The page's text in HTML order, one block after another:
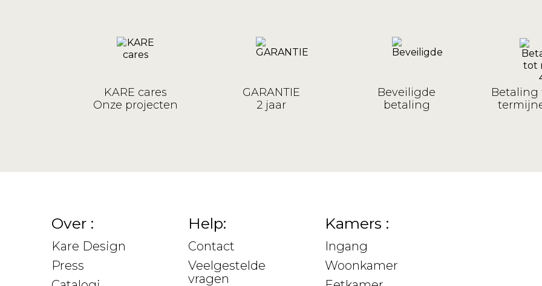
KARE cares
Onze projecten
GARANTIE
2 jaar
Beveiligde
betaling
Betaling
Over :
Kare Design
Press
Help:
Contact
Veelgestelde
vragen
Kamers :
Ingang
Woonkamer